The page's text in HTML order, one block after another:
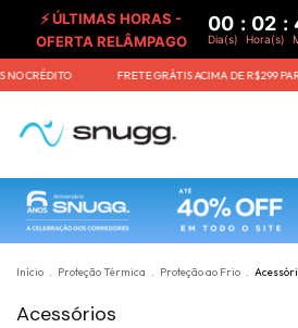
⚡ ÚLTIMAS HORAS -
OFERTA RELÂMPAGO
00 : 02 :
Dia(s) Hora(s)
CRÉDITO⠀⠀⠀⠀⠀⠀FRETE GRÁTIS ACIMA DE R$299
Início . Proteção Térmica . Proteção ao Frio .
Acessórios